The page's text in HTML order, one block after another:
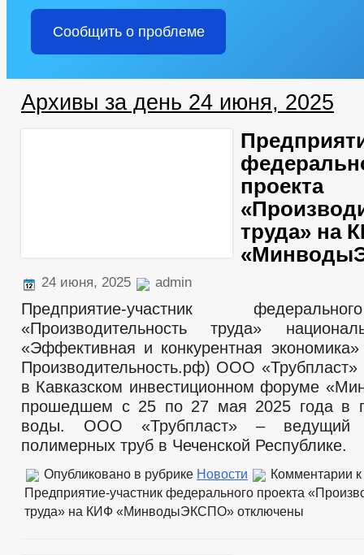
Сообщить о проблеме
Архивы за день 24 июня, 2025
проекта
труда» на
24 июня, 2025 admin
Предприятие-участник
«Производительность труда»
«Эффективная и конкурентная
Производительность.рф) ООО «Трубпласт»
в Кавказском инвестиционном форуме
прошедшем с 25 по 27 мая 2025 года в
воды. ООО «Трубпласт» – ведущий
полимерных труб в Чеченской Республике.
Опубликовано в рубрике Новости Комментарии
Предприятие-участник федерального проекта
труда» на КИФ «МинводыЭКСПО» отключены